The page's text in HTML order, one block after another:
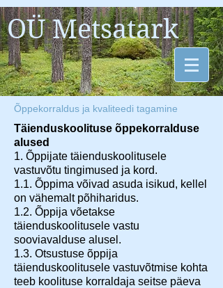
OÜ Metsatark
Õppekorraldus ja kvaliteedi tagamine
Täienduskoolituse õppekorralduse
alused
1. Õppijate täienduskoolitusele
vastuvõtu tingimused ja kord.
1.1. Õppima võivad asuda isikud, kellel
on vähemalt põhiharidus.
1.2. Õppija võetakse
täienduskoolitusele vastu
sooviavalduse alusel.
1.3. Otsustuse õppija
täienduskoolitusele vastuvõtmise kohta
teeb koolituse korraldaja seitse päeva